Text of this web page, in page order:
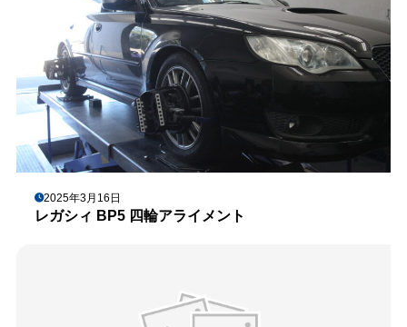
2025年3月16日
レガシィ BP5 四輪アライメント